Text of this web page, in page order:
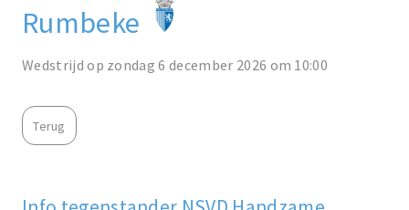
Rumbeke
Wedstrijd op zondag 6 december 2026 om 10:00
Terug